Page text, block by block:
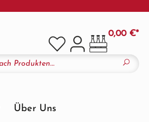
0,00 €*
Über Uns